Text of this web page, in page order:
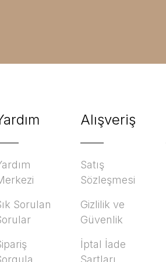
Sorulan
Alışveriş
Satış
Sözleşmesi
Gizlilik ve
Güvenlik
İptal İade
Şartları